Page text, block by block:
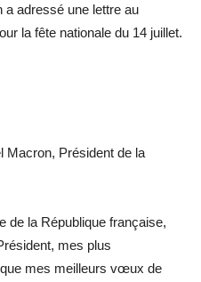
a adressé une lettre au
la fête nationale du 14 juillet.
Macron, Président de la
de la République française,
mes plus
mes meilleurs vœux de